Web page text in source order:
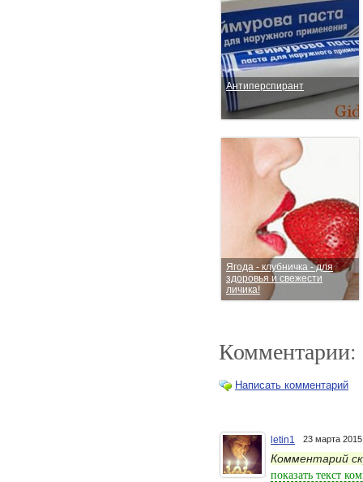
Антиперспирант
Ягода - клубничка - для
здоровья и свежести
личика!
Органический дезодорант
Lush: равных ему пока не
нашла
Комментарии:
Написать комментарий
letin1 23 марта
Комментарий
показать текст